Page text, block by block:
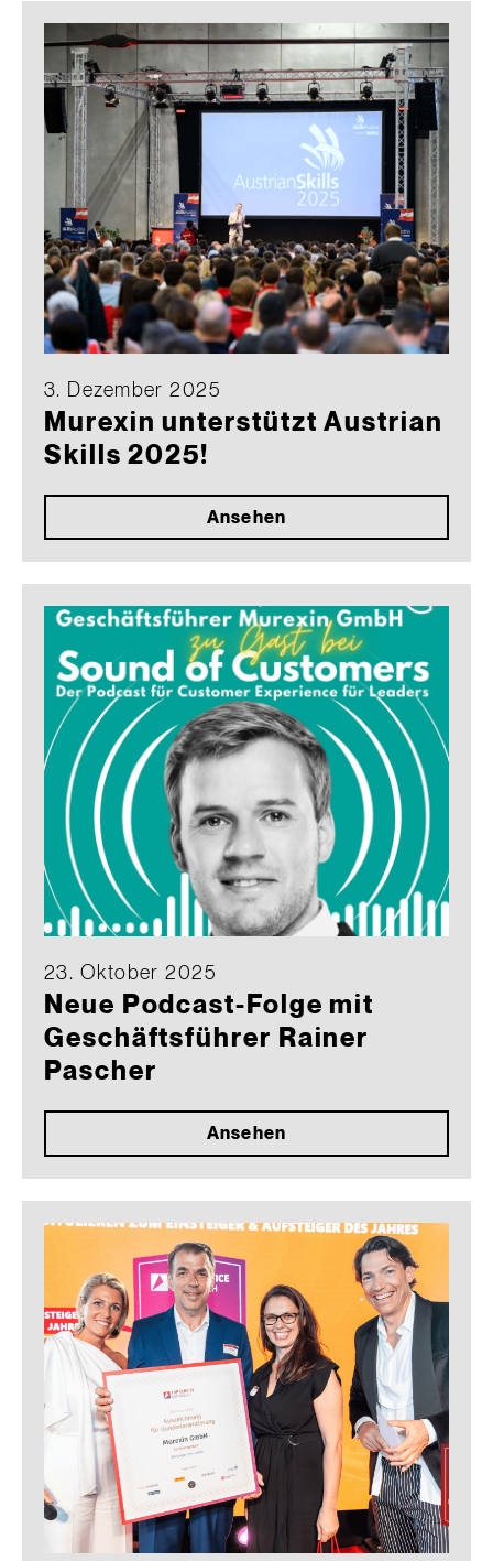
3. Dezember 2025
Murexin unterstützt Austrian
Skills 2025!
Ansehen
23. Oktober 2025
Neue Podcast-Folge mit
Geschäftsführer Rainer
Pascher
Ansehen